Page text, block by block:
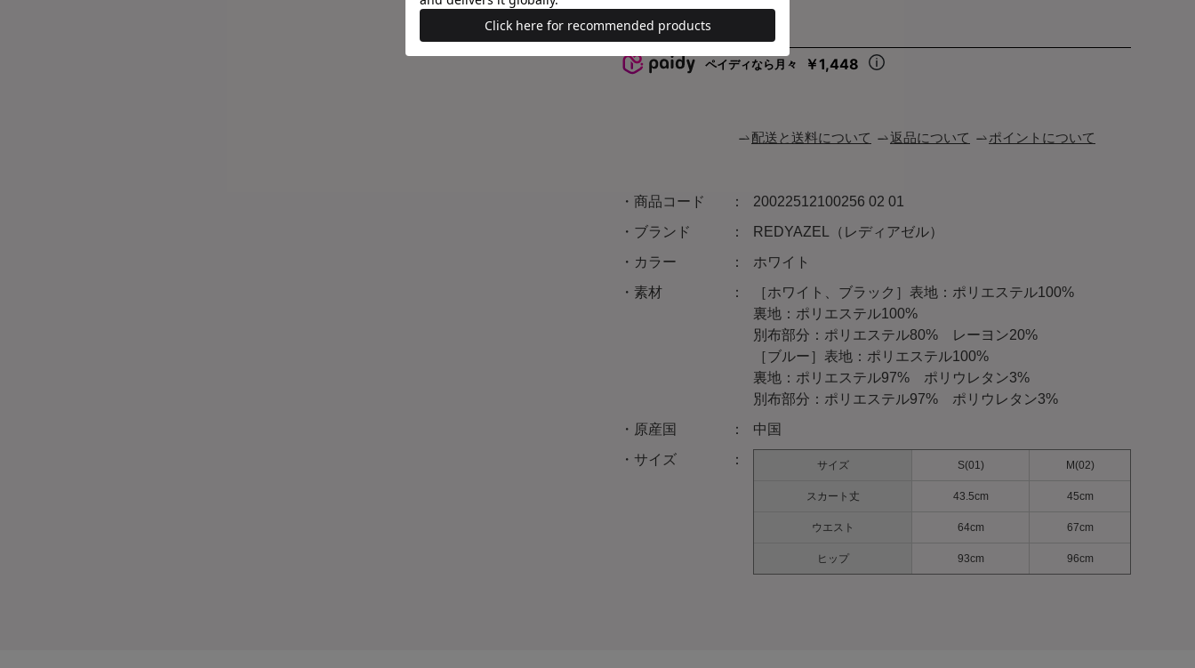
ペイディなら月々 ￥1,448
配送と送料について 返品について ポイントについて
商品コード
20022512100256 02 01
ブランド
REDYAZEL（レディアゼル）
カラー
ホワイト
素材
［ホワイト、ブラック］表地：ポリエステル100%
裏地：ポリエステル100%
別布部分：ポリエステル80% レーヨン20%
［ブルー］表地：ポリエステル100%
裏地：ポリエステル97% ポリウレタン3%
別布部分：ポリエステル97% ポリウレタン3%
原産国
中国
サイズ
サイズ S(01) M(02)
スカート丈 43.5cm 45cm
ウエスト 64cm 67cm
ヒップ 93cm 96cm